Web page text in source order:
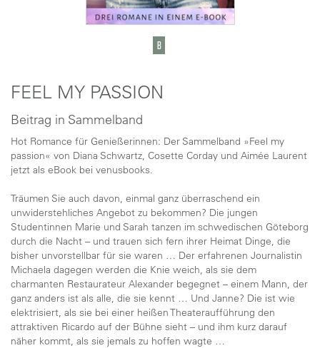
FEEL MY PASSION
Beitrag in Sammelband
Hot Romance für Genießerinnen: Der Sammelband »Feel my
passion« von Diana Schwartz, Cosette Corday und Aimée Laurent
jetzt als eBook bei venusbooks.
Träumen Sie auch davon, einmal ganz überraschend ein
unwiderstehliches Angebot zu bekommen? Die jungen
Studentinnen Marie und Sarah tanzen im schwedischen Göteborg
durch die Nacht – und trauen sich fern ihrer Heimat Dinge, die
bisher unvorstellbar für sie waren … Der erfahrenen Journalistin
Michaela dagegen werden die Knie weich, als sie dem
charmanten Restaurateur Alexander begegnet – einem Mann, der
ganz anders ist als alle, die sie kennt … Und Janne? Die ist wie
elektrisiert, als sie bei einer heißen Theateraufführung den
attraktiven Ricardo auf der Bühne sieht – und ihm kurz darauf
näher kommt, als sie jemals zu hoffen wagte …